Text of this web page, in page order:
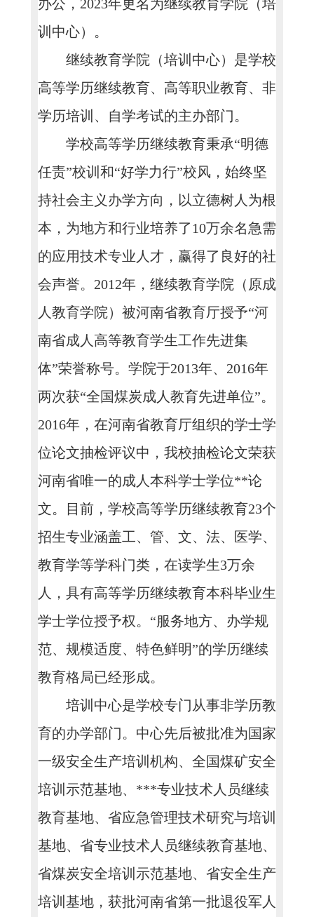
办公，2023年更名为继续教育学院（培
训中心）。
继续教育学院（培训中心）是学校
高等学历继续教育、高等职业教育、非
学历培训、自学考试的主办部门。
学校高等学历继续教育秉承“明德
任责”校训和“好学力行”校风，始终坚
持社会主义办学方向，以立德树人为根
本，为地方和行业培养了10万余名急需
的应用技术专业人才，赢得了良好的社
会声誉。2012年，继续教育学院（原成
人教育学院）被河南省教育厅授予“河
南省成人高等教育学生工作先进集
体”荣誉称号。学院于2013年、2016年
两次获“全国煤炭成人教育先进单位”。
2016年，在河南省教育厅组织的学士学
位论文抽检评议中，我校抽检论文荣获
河南省唯一的成人本科学士学位**论
文。目前，学校高等学历继续教育23个
招生专业涵盖工、管、文、法、医学、
教育学等学科门类，在读学生3万余
人，具有高等学历继续教育本科毕业生
学士学位授予权。“服务地方、办学规
范、规模适度、特色鲜明”的学历继续
教育格局已经形成。
培训中心是学校专门从事非学历教
育的办学部门。中心先后被批准为国家
一级安全生产培训机构、全国煤矿安全
培训示范基地、***专业技术人员继续
教育基地、省应急管理技术研究与培训
基地、省专业技术人员继续教育基地、
省煤炭安全培训示范基地、省安全生产
培训基地，获批河南省第一批退役军人